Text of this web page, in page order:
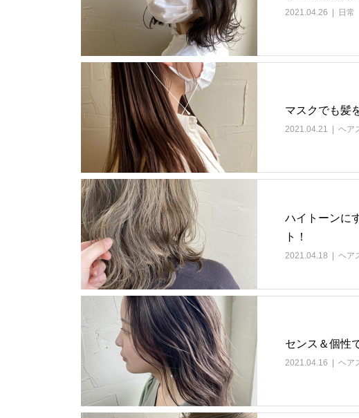
2021.04.26 日常
マスクでも髪
2021.04.21 ヘア
ハイトーンに
ト！
2021.04.18 ヘア
センス＆個性
2021.04.16 ヘア